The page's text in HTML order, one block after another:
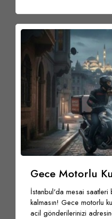
Gece Motorlu
İstanbul'da mesai saatleri
kalmasın! Gece motorlu
acil gönderilerinizi